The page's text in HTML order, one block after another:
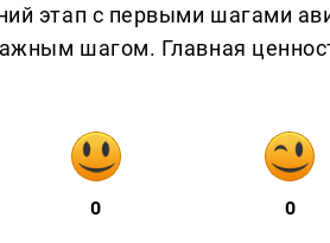
этап с первыми шагами
шагом. Главная
0 0